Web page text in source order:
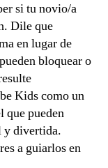
si tu novio/a
Dile que
en lugar de
bloquear o
Kids como un
que pueden
y divertida.
a guiarlos en